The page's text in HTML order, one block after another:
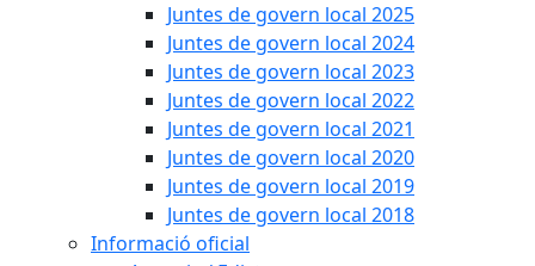
Juntes de govern local 2025
Juntes de govern local 2024
Juntes de govern local 2023
Juntes de govern local 2022
Juntes de govern local 2021
Juntes de govern local 2020
Juntes de govern local 2019
Juntes de govern local 2018
Informació oficial